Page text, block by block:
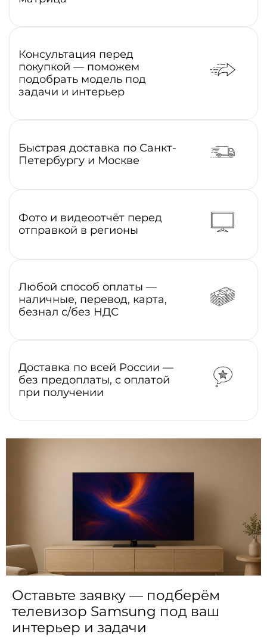
Консультация перед
покупкой — поможем
подобрать модель под
задачи и интерьер
Быстрая доставка по Санкт-
Петербургу и Москве
Фото и видеоотчёт перед
отправкой в регионы
Любой способ оплаты —
наличные, перевод, карта,
безнал с/без НДС
Доставка по всей России —
без предоплаты, с оплатой
при получении
Оставьте заявку — подберём
телевизор Samsung под ваш
интерьер и задачи